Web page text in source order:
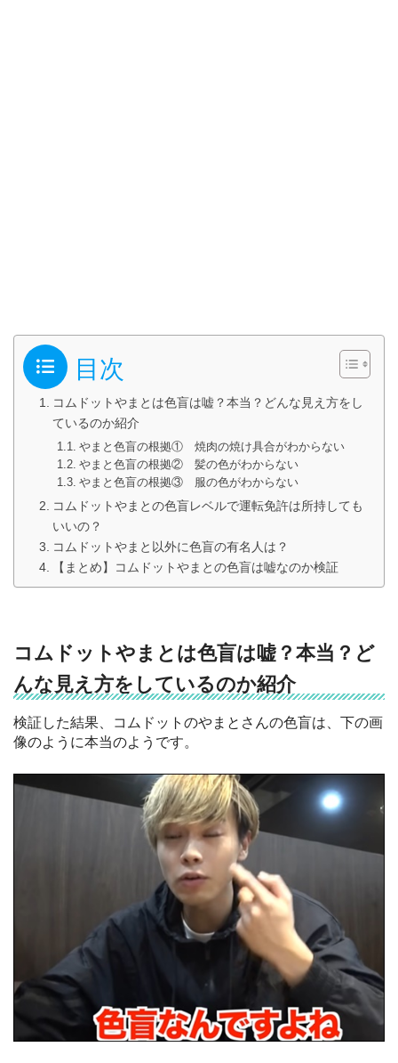
目次
コムドットやまとは色盲は嘘？本当？どんな見え方をし
ているのか紹介
やまと色盲の根拠① 焼肉の焼け具合がわからない
やまと色盲の根拠② 髪の色がわからない
やまと色盲の根拠③ 服の色がわからない
コムドットやまとの色盲レベルで運転免許は所持しても
いいの？
コムドットやまと以外に色盲の有名人は？
【まとめ】コムドットやまとの色盲は嘘なのか検証
コムドットやまとは色盲は嘘？本当？ど
んな見え方をしているのか紹介
検証した結果、コムドットのやまとさんの色盲は、下の画
像のように本当のようです。